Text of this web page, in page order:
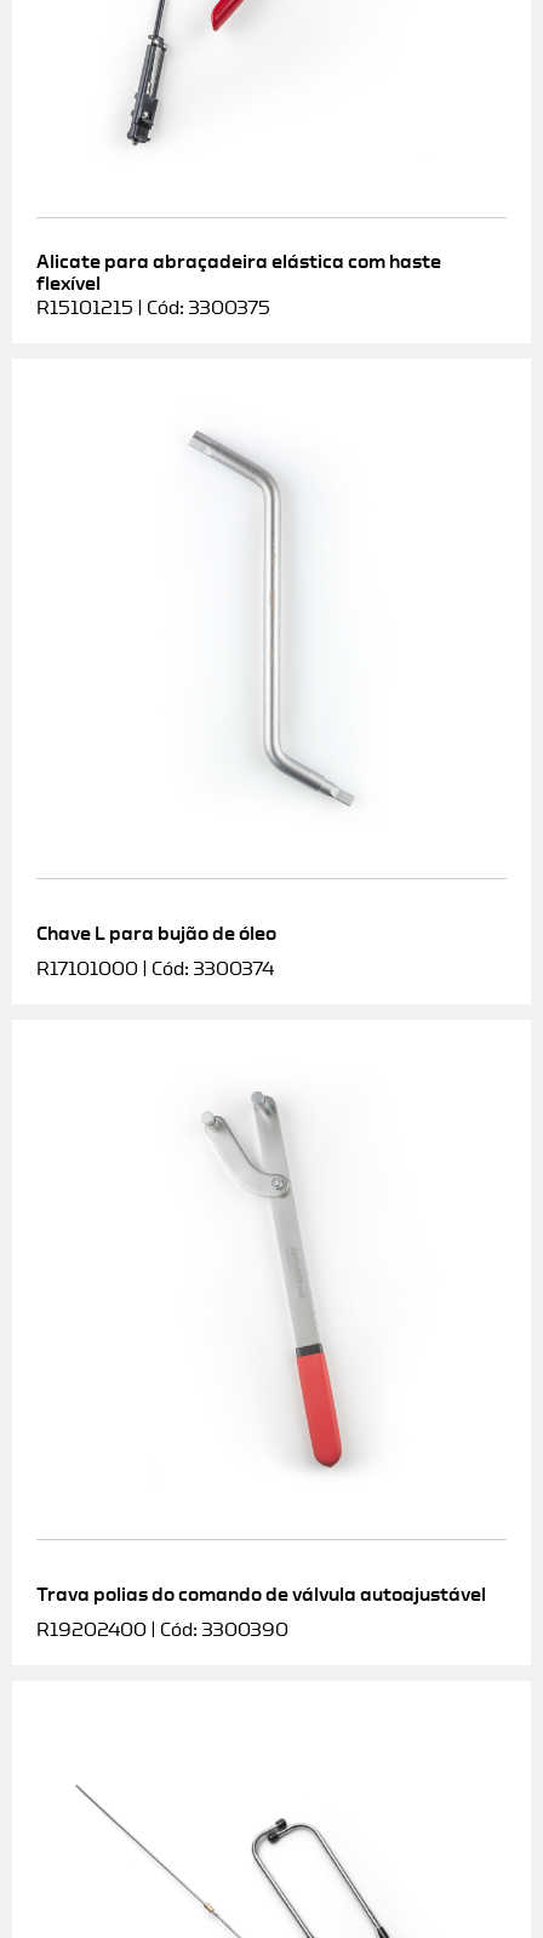
Alicate para abraçadeira elástica com haste
flexível
R15101215 | Cód: 3300375
Chave L para bujão de óleo
R17101000 | Cód: 3300374
Trava polias do comando de válvula autoajustável
R19202400 | Cód: 3300390